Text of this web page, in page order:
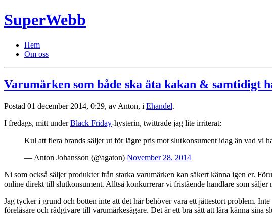
SuperWebb
Hem
Om oss
Varumärken som både ska äta kakan & samtidigt
Postad 01 december 2014, 0:29, av Anton, i Ehandel.
I fredags, mitt underBlack Friday-hysterin, twittrade jag lite irriterat:
Kul att flera brands säljer ut för lägre pris mot slutkonsument idag än vad vi
— Anton Johansson (@agaton) November 28, 2014
Ni som också säljer produkter från starka varumärken kan säkert känna igen er.
online direkt till slutkonsument. Alltså konkurrerar vi fristående handlare som
Jag tycker i grund och botten inte att det här behöver vara ett jättestort problem.
föreläsare och rådgivare till varumärkesägare. Det är ett bra sätt att lära känna